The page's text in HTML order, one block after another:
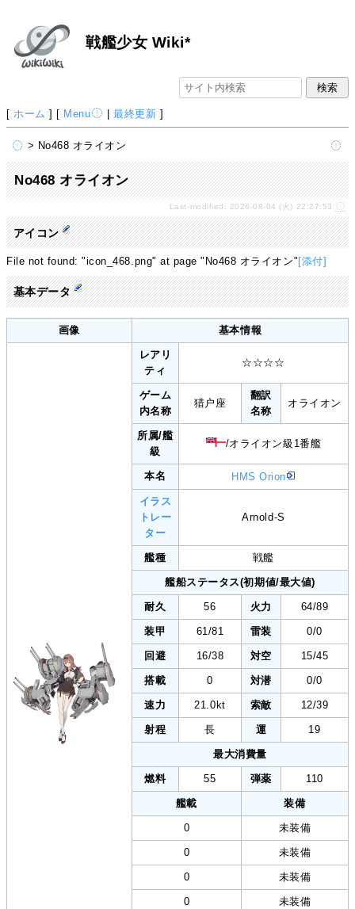
戦艦少女 Wiki*
[ ホーム ] [ Menu |最終更新 ]
> No468 オライオン
No468 オライオン
Last-modified: 2026-08-04 (火) 22:27:53
アイコン
File not found: "icon_468.png" at page "No468 オライオン" [添付]
基本データ
画像 基本情報
レアリ
ティ
☆☆☆☆
ゲーム
内名称
猎户座
翻訳
名称
オライオン
所属/艦
級
/オライオン級1番艦
本名 HMS Orion
イラス
トレー
ター
Arnold-S
艦種 戦艦
艦船ステータス(初期値/最大値)
耐久 56 火力 64/89
装甲 61/81 雷装 0/0
回避 16/38 対空 15/45
搭載 0 対潜 0/0
速力 21.0kt 索敵 12/39
射程 長 運 19
最大消費量
燃料 55 弾薬 110
艦載 装備
0 未装備
0 未装備
0 未装備
0 未装備